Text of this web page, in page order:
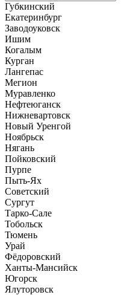
Губкинский
Екатеринбург
Заводоуковск
Ишим
Когалым
Курган
Лангепас
Мегион
Муравленко
Нефтеюганск
Нижневартовск
Новый Уренгой
Ноябрьск
Нягань
Пойковский
Пурпе
Пыть-Ях
Советский
Сургут
Тарко-Сале
Тобольск
Тюмень
Урай
Фёдоровский
Ханты-Мансийск
Югорск
Ялуторовск